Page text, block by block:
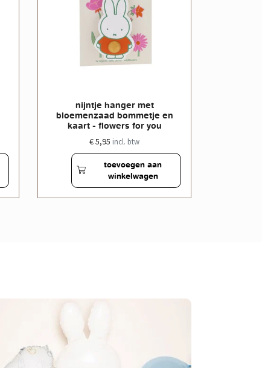
nijntje hanger met
bloemenzaad bommetje en
kaart - flowers for you
€ 5,95 incl. btw
toevoegen aan
winkelwagen